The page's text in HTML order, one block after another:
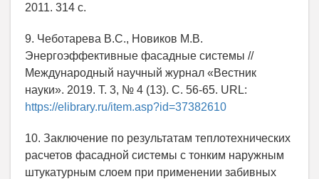
2011. 314 с.
9. Чеботарева В.С., Новиков М.В.
Энергоэффективные фасадные системы //
Международный научный журнал «Вестник
науки». 2019. Т. 3, № 4 (13). С. 56-65. URL:
https://elibrary.ru/item.asp?id=37382610
10. Заключение по результатам теплотехнических
расчетов фасадной системы с тонким наружным
штукатурным слоем при применении забивных